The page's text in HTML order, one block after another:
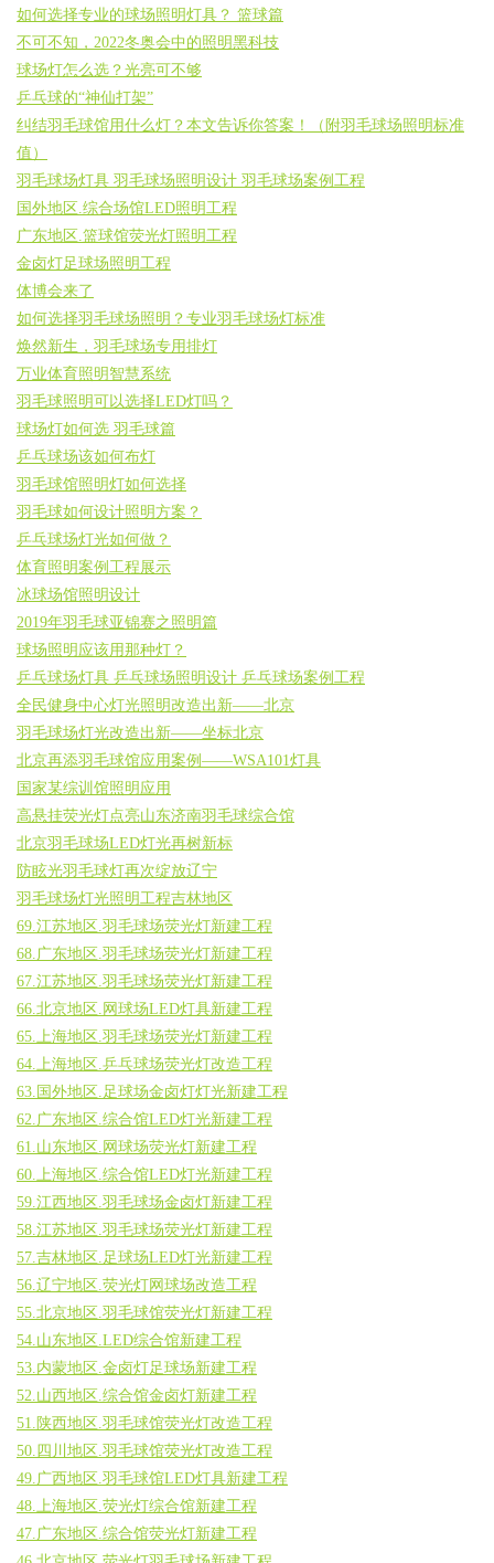
如何选择专业的球场照明灯具？ 篮球篇
不可不知，2022冬奥会中的照明黑科技
球场灯怎么选？光亮可不够
乒乓球的“神仙打架”
纠结羽毛球馆用什么灯？本文告诉你答案！（附羽毛球场照明标准
值）
羽毛球场灯具 羽毛球场照明设计 羽毛球场案例工程
国外地区.综合场馆LED照明工程
广东地区.篮球馆荧光灯照明工程
金卤灯足球场照明工程
体博会来了
如何选择羽毛球场照明？专业羽毛球场灯标准
焕然新生，羽毛球场专用排灯
万业体育照明智慧系统
羽毛球照明可以选择LED灯吗？
球场灯如何选 羽毛球篇
乒乓球场该如何布灯
羽毛球馆照明灯如何选择
羽毛球如何设计照明方案？
乒乓球场灯光如何做？
体育照明案例工程展示
冰球场馆照明设计
2019年羽毛球亚锦赛之照明篇
球场照明应该用那种灯？
乒乓球场灯具 乒乓球场照明设计 乒乓球场案例工程
全民健身中心灯光照明改造出新——北京
羽毛球场灯光改造出新——坐标北京
北京再添羽毛球馆应用案例——WSA101灯具
国家某综训馆照明应用
高悬挂荧光灯点亮山东济南羽毛球综合馆
北京羽毛球场LED灯光再树新标
防眩光羽毛球灯再次绽放辽宁
羽毛球场灯光照明工程吉林地区
69.江苏地区.羽毛球场荧光灯新建工程
68.广东地区.羽毛球场荧光灯新建工程
67.江苏地区.羽毛球场荧光灯新建工程
66.北京地区.网球场LED灯具新建工程
65.上海地区.羽毛球场荧光灯新建工程
64.上海地区.乒乓球场荧光灯改造工程
63.国外地区.足球场金卤灯灯光新建工程
62.广东地区.综合馆LED灯光新建工程
61.山东地区.网球场荧光灯新建工程
60.上海地区.综合馆LED灯光新建工程
59.江西地区.羽毛球场金卤灯新建工程
58.江苏地区.羽毛球场荧光灯新建工程
57.吉林地区.足球场LED灯光新建工程
56.辽宁地区.荧光灯网球场改造工程
55.北京地区.羽毛球馆荧光灯新建工程
54.山东地区.LED综合馆新建工程
53.内蒙地区.金卤灯足球场新建工程
52.山西地区.综合馆金卤灯新建工程
51.陕西地区.羽毛球馆荧光灯改造工程
50.四川地区.羽毛球馆荧光灯改造工程
49.广西地区.羽毛球馆LED灯具新建工程
48.上海地区.荧光灯综合馆新建工程
47.广东地区.综合馆荧光灯新建工程